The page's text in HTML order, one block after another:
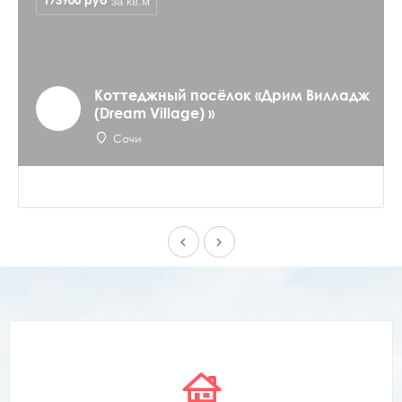
Коттеджный посёлок «Дрим Вилладж
(Dream Village) »
Сочи
keyboard_arrow_left keyboard_arrow_right